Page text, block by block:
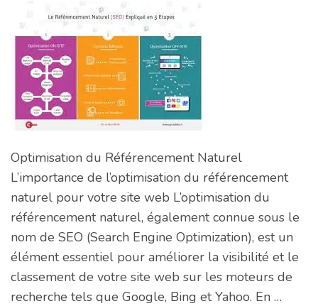
Optimisation du Référencement Naturel
L’importance de l’optimisation du référencement
naturel pour votre site web L’optimisation du
référencement naturel, également connue sous le
nom de SEO (Search Engine Optimization), est un
élément essentiel pour améliorer la visibilité et le
classement de votre site web sur les moteurs de
recherche tels que Google, Bing et Yahoo. En …